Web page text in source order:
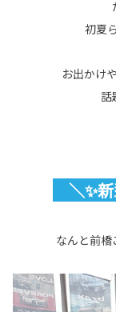
初夏
お出かけ
話
＼✨新
なんと前